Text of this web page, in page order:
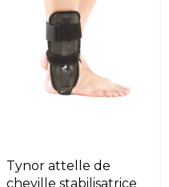
tynor attelle de
cheville stabilisatrice